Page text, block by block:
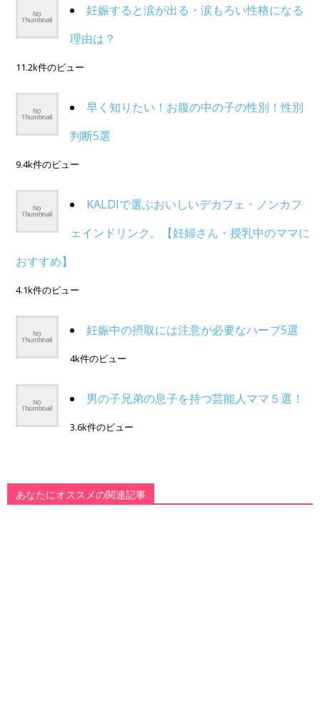
妊娠すると涙が出る・涙もろい性格になる
理由は？
11.2k件のビュー
早く知りたい！お腹の中の子の性別！性別
判断5選
9.4k件のビュー
KALDIで選ぶおいしいデカフェ・ノンカフ
ェインドリンク。【妊婦さん・授乳中のママに
おすすめ】
4.1k件のビュー
妊娠中の摂取には注意が必要なハーブ5選
4k件のビュー
男の子兄弟の息子を持つ芸能人ママ５選！
3.6k件のビュー
あなたにオススメの関連記事